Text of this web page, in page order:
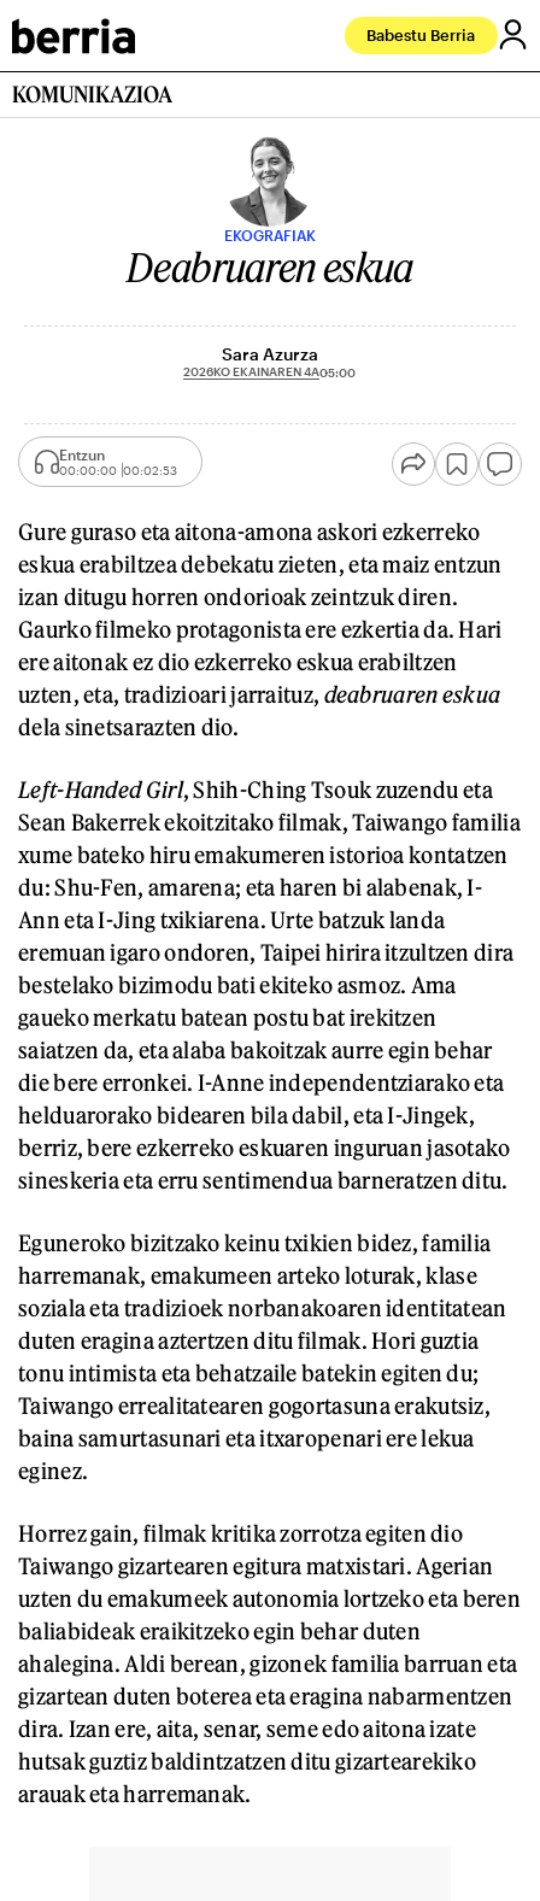
Babestu Berria
KOMUNIKAZIOA
EKOGRAFIAK
Deabruaren eskua
Sara Azurza
2026KO EKAINAREN 4A05:00
Entzun
00:00:00 00:02:53
Gure guraso eta aitona-amona askori ezkerreko
eskua erabiltzea debekatu zieten, eta maiz entzun
izan ditugu horren ondorioak zeintzuk diren.
Gaurko filmeko protagonista ere ezkertia da. Hari
ere aitonak ez dio ezkerreko eskua erabiltzen
uzten, eta, tradizioari jarraituz, deabruaren eskua
dela sinetsarazten dio.
Left-Handed Girl, Shih-Ching Tsouk zuzendu eta
Sean Bakerrek ekoitzitako filmak, Taiwango familia
xume bateko hiru emakumeren istorioa kontatzen
du: Shu-Fen, amarena; eta haren bi alabenak, I-
Ann eta I-Jing txikiarena. Urte batzuk landa
eremuan igaro ondoren, Taipei hirira itzultzen dira
bestelako bizimodu bati ekiteko asmoz. Ama
gaueko merkatu batean postu bat irekitzen
saiatzen da, eta alaba bakoitzak aurre egin behar
die bere erronkei. I-Anne independentziarako eta
helduarorako bidearen bila dabil, eta I-Jingek,
berriz, bere ezkerreko eskuaren inguruan jasotako
sineskeria eta erru sentimendua barneratzen ditu.
Eguneroko bizitzako keinu txikien bidez, familia
harremanak, emakumeen arteko loturak, klase
soziala eta tradizioek norbanakoaren identitatean
duten eragina aztertzen ditu filmak. Hori guztia
tonu intimista eta behatzaile batekin egiten du;
Taiwango errealitatearen gogortasuna erakutsiz,
baina samurtasunari eta itxaropenari ere lekua
eginez.
Horrez gain, filmak kritika zorrotza egiten dio
Taiwango gizartearen egitura matxistari. Agerian
uzten du emakumeek autonomia lortzeko eta beren
baliabideak eraikitzeko egin behar duten
ahalegina. Aldi berean, gizonek familia barruan eta
gizartean duten boterea eta eragina nabarmentzen
dira. Izan ere, aita, senar, seme edo aitona izate
hutsak guztiz baldintzatzen ditu gizartearekiko
arauak eta harremanak.